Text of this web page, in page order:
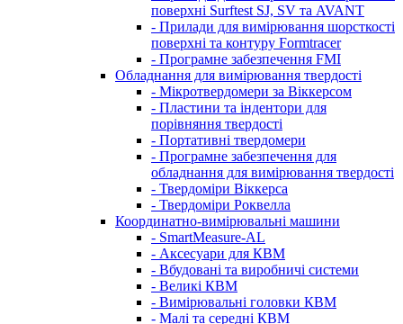
поверхні Surftest SJ, SV та AVANT
- Прилади для вимірювання шорсткості
поверхні та контуру Formtracer
- Програмне забезпечення FMI
Обладнання для вимірювання твердості
- Мікротвердомери за Віккерсом
- Пластини та індентори для
порівняння твердості
- Портативні твердомери
- Програмне забезпечення для
обладнання для вимірювання твердості
- Твердоміри Віккерса
- Твердоміри Роквелла
Координатно-вимірювальні машини
- SmartMeasure-AL
- Аксесуари для КВМ
- Вбудовані та виробничі системи
- Великі КВМ
- Вимірювальні головки КВМ
- Малі та середні КВМ